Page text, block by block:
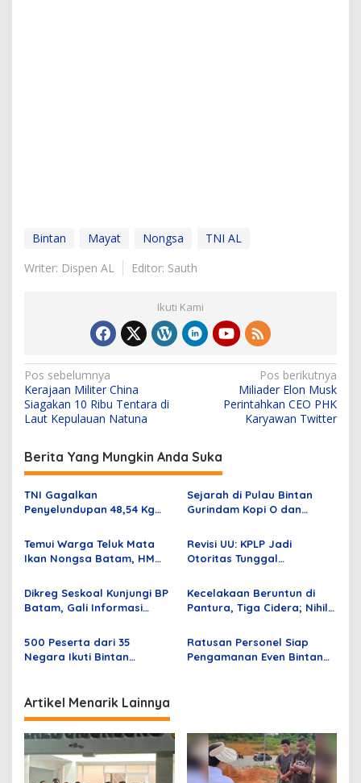
Bintan Mayat Nongsa
TNI AL
Writer: Dispen AL
Editor: Sauth
Ikuti Kami
N
a
v
i
g
a
s
i
p
o
s
Pos sebelumnya
Kerajaan Militer China
Siagakan 10 Ribu Tentara di
Laut Kepulauan Natuna
Pos berikutnya
Miliader Elon Musk
Perintahkan CEO PHK
Karyawan Twitter
Berita Yang Mungkin Anda Suka
TNI Gagalkan
Penyelundupan 48,54 Kg
Riau
Sejarah di Pulau Bintan
Gurindam Kopi O dan
Temui Warga Teluk Mata
Ikan Nongsa Batam, HM
Air
Revisi UU: KPLP Jadi
Otoritas Tunggal
Laut, Bagaimana Bakamla?
Dikreg Seskoal Kunjungi BP
Batam, Gali Informasi
Batam
Kecelakaan Beruntun di
Pantura, Tiga Cidera; Nihil
500 Peserta dari 35
Negara Ikuti Bintan
Alam Pulau Bintan
Ratusan Personel Siap
Pengamanan Even Bintan
Artikel Menarik Lainnya